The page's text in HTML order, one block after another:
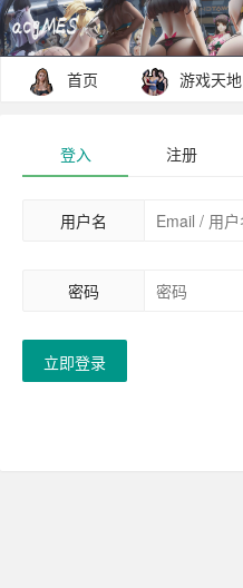
首页 游戏天地
登入 注册
用户名
密码
立即登录